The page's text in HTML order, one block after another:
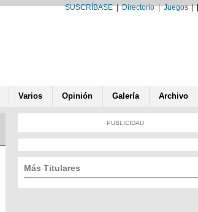
SUSCRÍBASE|Directorio|Juegos|
Varios Opinión Galería Archivo
PUBLICIDAD
Más Titulares